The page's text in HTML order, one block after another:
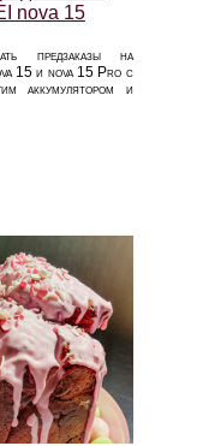
nova 15
предзаказы на
15 и nova 15 Pro с
аккумулятором и